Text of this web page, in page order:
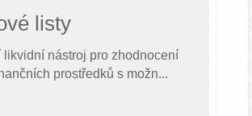
listy
nástroj pro zhodnocení
prostředků s možn...